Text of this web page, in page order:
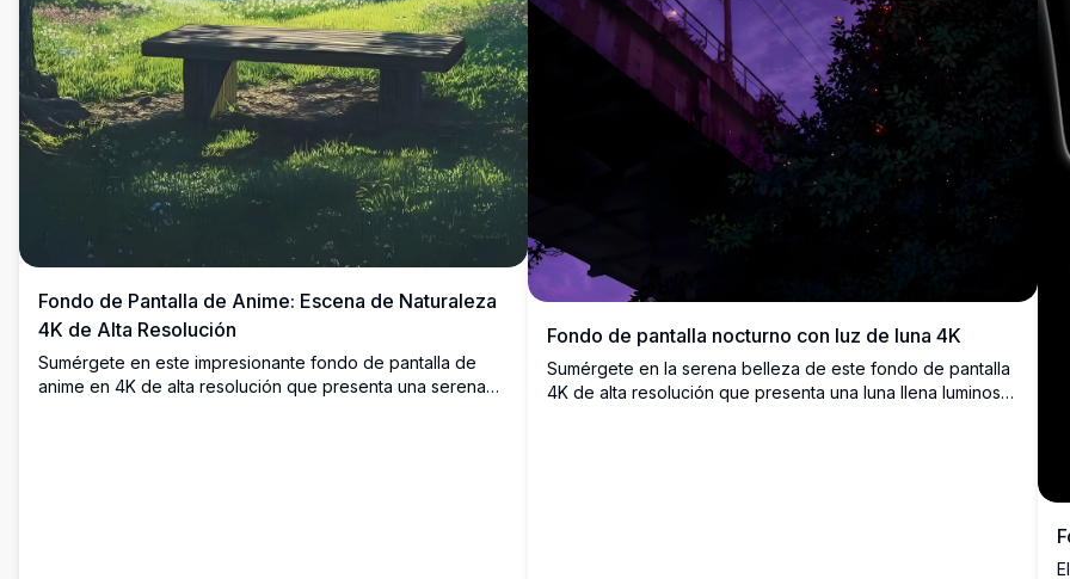
Fondo de Pantalla de Anime: Escena de Naturaleza
4K de Alta Resolución
Sumérgete en este impresionante fondo de pantalla de
anime en 4K de alta resolución que presenta una serena
Fondo de pantalla nocturno con luz de luna 4K
Sumérgete en la serena belleza de este fondo de pantalla
4K de alta resolución que presenta una luna llena luminosa